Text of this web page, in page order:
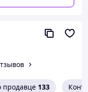
от
133